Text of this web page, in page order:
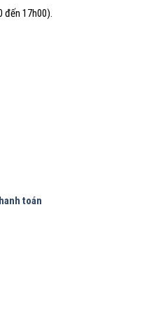
đến 17h00).
toán